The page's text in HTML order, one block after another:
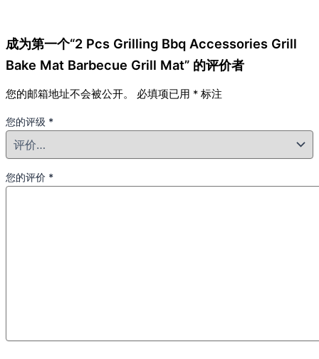
成为第一个“2 Pcs Grilling Bbq Accessories Grill
Bake Mat Barbecue Grill Mat” 的评价者
您的邮箱地址不会被公开。 必填项已用 * 标注
您的评级 *
您的评价 *